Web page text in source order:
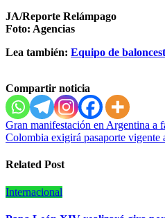
JA/Reporte Relámpago
Foto: Agencias
Lea también: Equipo de
Compartir noticia
Navegación
de
entradas
Gran manifestación en Argentina a
Colombia exigirá pasaporte vigente
Related Post
Internacional